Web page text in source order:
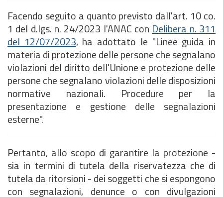
Facendo seguito a quanto previsto dall'art. 10 co.
1 del d.lgs. n. 24/2023 l'ANAC con Delibera n. 311
del 12/07/2023, ha adottato le "Linee guida in
materia di protezione delle persone che segnalano
violazioni del diritto dell'Unione e protezione delle
persone che segnalano violazioni delle disposizioni
normative nazionali. Procedure per la
presentazione e gestione delle segnalazioni
esterne".
Pertanto, allo scopo di garantire la protezione -
sia in termini di tutela della riservatezza che di
tutela da ritorsioni - dei soggetti che si espongono
con segnalazioni, denunce o con divulgazioni